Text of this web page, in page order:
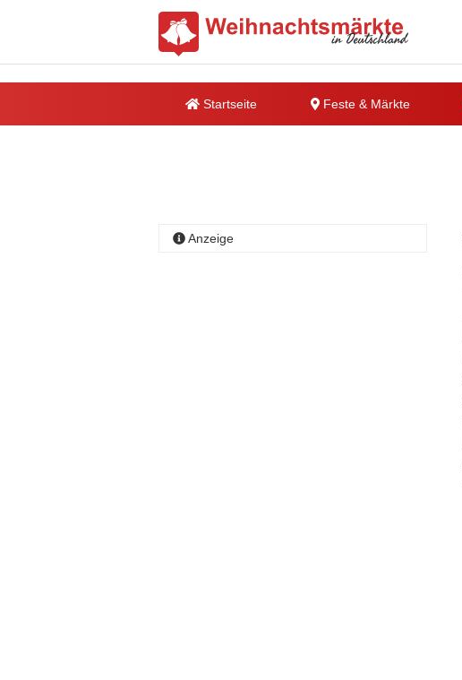
Startseite Feste & Märkte
Anzeige